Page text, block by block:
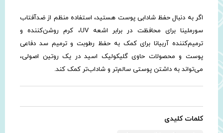
اگر به دنبال حفظ شادابی پوست هستید، استفاده منظم از ضدآفتاب
سورملینا برای محافظت در برابر اشعه UV، کرم روشن‌کننده و
ترمیم‌کننده آربیانا برای کمک به حفظ رطوبت و ترمیم سد دفاعی
پوست و محصولات حاوی گلیکولیک اسید در یک روتین اصولی،
می‌تواند به داشتن پوستی سالم‌تر و شاداب‌تر کمک کند.
کلمات کلیدی